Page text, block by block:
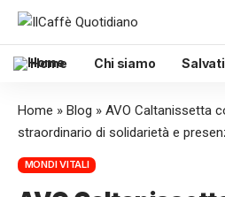
Home Chi siamo Salvati
Home » Blog » AVO Caltanissetta
straordinario di solidarietà e
MONDI VITALI